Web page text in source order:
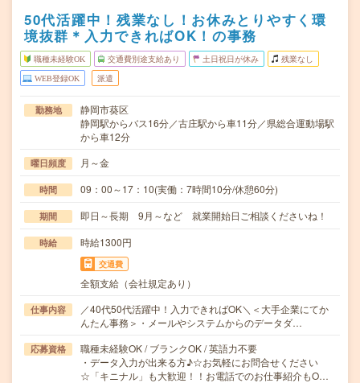
50代活躍中！残業なし！お休みとりやすく環
境抜群＊入力できればOK！の事務
職種未経験OK 交通費別途支給あり 土日祝日が休み 残業なし
WEB登録OK 派遣
勤務地
静岡市葵区
静岡駅からバス16分／古庄駅から車11分／県総合運動場駅
から車12分
曜日頻度 月～金
時間 09：00～17：10(実働：7時間10分/休憩60分)
期間 即日～長期 9月～など 就業開始日ご相談くださいね！
時給 時給1300円
交通費
全額支給（会社規定あり）
仕事内容
／40代50代活躍中！入力できればOK＼＜大手企業にてか
んたん事務＞・メールやシステムからのデータダ…
応募資格
職種未経験OK / ブランクOK / 英語力不要
・データ入力が出来る方♪☆お気軽にお問合せください
☆「キニナル」も大歓迎！！お電話でのお仕事紹介もO…